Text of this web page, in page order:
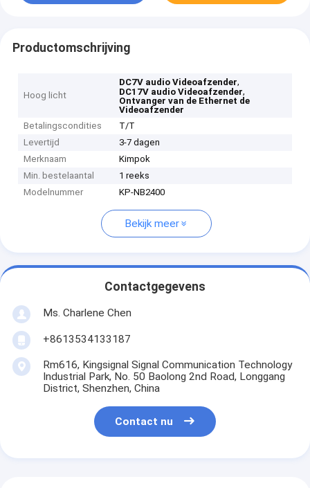
Productomschrijving
Hoog licht
DC7V audio Videoafzender,
DC17V audio Videoafzender,
Ontvanger van de Ethernet de
Videoafzender
Betalingscondities
T/T
Levertijd
3-7 dagen
Merknaam
Kimpok
Min. bestelaantal
1 reeks
Modelnummer
KP-NB2400
Bekijk meer
Contactgegevens
Ms. Charlene Chen
+8613534133187
Rm616, Kingsignal Signal Communication Technology
Industrial Park, No. 50 Baolong 2nd Road, Longgang
District, Shenzhen, China
Contact nu